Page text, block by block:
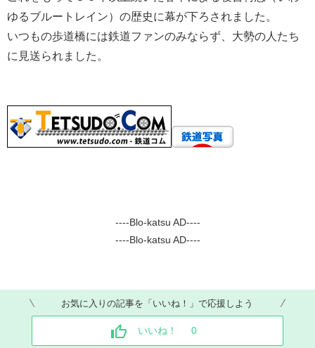
ゆるブルートレイン）の歴史に幕が下ろされました。
いつもの歩道橋には鉄道ファンのみならず、大勢の人たち
に見送られました。
----Blo-katsu AD----
----Blo-katsu AD----
お気に入りの記事を「いいね！」で応援しよう
いいね！ 0